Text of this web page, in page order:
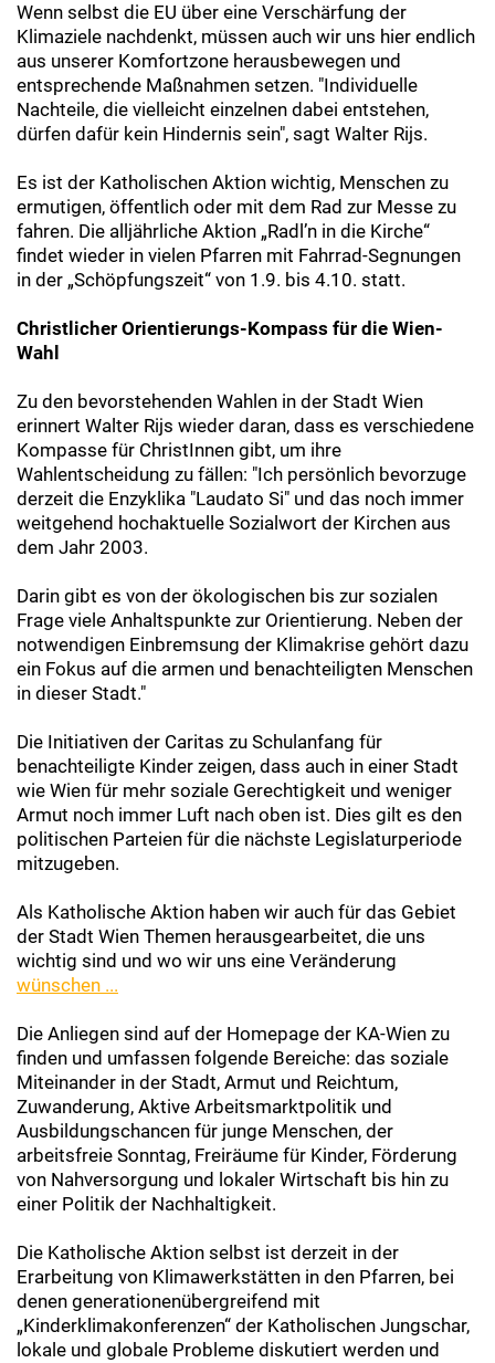
Wenn selbst die EU über eine Verschärfung der
Klimaziele nachdenkt, müssen auch wir uns hier endlich
aus unserer Komfortzone herausbewegen und
entsprechende Maßnahmen setzen. "Individuelle
Nachteile, die vielleicht einzelnen dabei entstehen,
dürfen dafür kein Hindernis sein", sagt Walter Rijs.
Es ist der Katholischen Aktion wichtig, Menschen zu
ermutigen, öffentlich oder mit dem Rad zur Messe zu
fahren. Die alljährliche Aktion „Radl’n in die Kirche“
findet wieder in vielen Pfarren mit Fahrrad-Segnungen
in der „Schöpfungszeit“ von 1.9. bis 4.10. statt.
Christlicher Orientierungs-Kompass für die Wien-
Wahl
Zu den bevorstehenden Wahlen in der Stadt Wien
erinnert Walter Rijs wieder daran, dass es verschiedene
Kompasse für ChristInnen gibt, um ihre
Wahlentscheidung zu fällen: "Ich persönlich bevorzuge
derzeit die Enzyklika "Laudato Si" und das noch immer
weitgehend hochaktuelle Sozialwort der Kirchen aus
dem Jahr 2003.
Darin gibt es von der ökologischen bis zur sozialen
Frage viele Anhaltspunkte zur Orientierung. Neben der
notwendigen Einbremsung der Klimakrise gehört dazu
ein Fokus auf die armen und benachteiligten Menschen
in dieser Stadt."
Die Initiativen der Caritas zu Schulanfang für
benachteiligte Kinder zeigen, dass auch in einer Stadt
wie Wien für mehr soziale Gerechtigkeit und weniger
Armut noch immer Luft nach oben ist. Dies gilt es den
politischen Parteien für die nächste Legislaturperiode
mitzugeben.
Als Katholische Aktion haben wir auch für das Gebiet
der Stadt Wien Themen herausgearbeitet, die uns
wichtig sind und wo wir uns eine Veränderung
wünschen ...
Die Anliegen sind auf der Homepage der KA-Wien zu
finden und umfassen folgende Bereiche: das soziale
Miteinander in der Stadt, Armut und Reichtum,
Zuwanderung, Aktive Arbeitsmarktpolitik und
Ausbildungschancen für junge Menschen, der
arbeitsfreie Sonntag, Freiräume für Kinder, Förderung
von Nahversorgung und lokaler Wirtschaft bis hin zu
einer Politik der Nachhaltigkeit.
Die Katholische Aktion selbst ist derzeit in der
Erarbeitung von Klimawerkstätten in den Pfarren, bei
denen generationenübergreifend mit
„Kinderklimakonferenzen“ der Katholischen Jungschar,
lokale und globale Probleme diskutiert werden und